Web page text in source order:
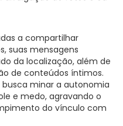
a compartilhar
suas mensagens
da localização, além de
de conteúdos íntimos.
minar a autonomia
e medo, agravando o
do vínculo com